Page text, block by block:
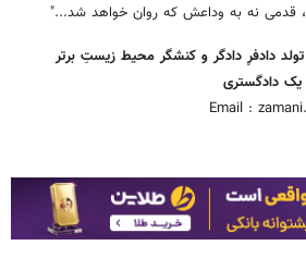
قدمی نه به وداعش که روان خواهد شد..."
یک دادگستری
Email :